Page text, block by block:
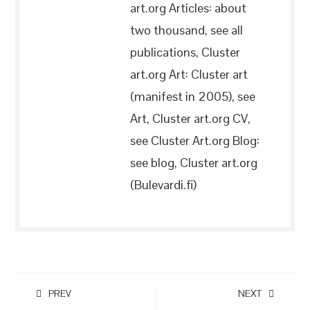
art.org Articles: about
two thousand, see all
publications, Cluster
art.org Art: Cluster art
(manifest in 2005), see
Art, Cluster art.org CV,
see Cluster Art.org Blog:
see blog, Cluster art.org
(Bulevardi.fi)
PREV NEXT